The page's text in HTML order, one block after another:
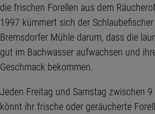
die frischen Forellen aus dem
1997 kümmert sich der
Bremsdorfer Mühle darum, dass die
gut im Bachwasser aufwachsen und
Geschmack bekommen.
Jeden Freitag und Samstag zwischen
könnt ihr frische oder geräucherte